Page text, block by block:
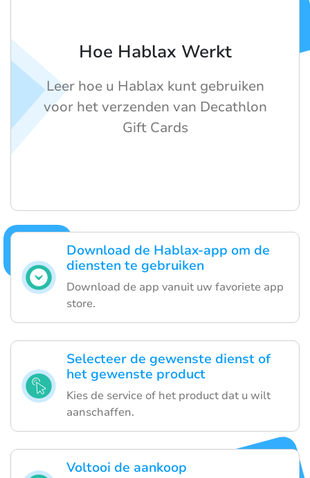
Download de Hablax-app om de
diensten te gebruiken
Download de app vanuit uw favoriete app
store.
Selecteer de gewenste dienst of
het gewenste product
Kies de service of het product dat u wilt
aanschaffen.
Voltooi de aankoop
Hoe Hablax Werkt
Leer hoe u Hablax kunt gebruiken
voor het verzenden van Decathlon
Gift Cards